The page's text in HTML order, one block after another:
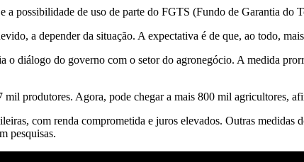
possibilidade de uso de parte do FGTS (Fundo de Garantia do
a depender da situação. A expectativa é de que, ao todo,
diálogo do governo com o setor do agronegócio. A medida
produtores. Agora, pode chegar a mais 800 mil agricultores,
com renda comprometida e juros elevados. Outras
pesquisas.